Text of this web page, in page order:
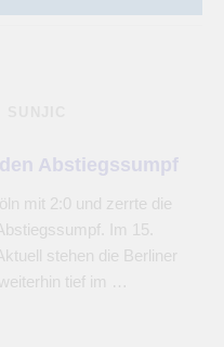
Abstiegssumpf
mit 2:0 und zerrte die
Im 15.
stehen die Berliner
tief im …